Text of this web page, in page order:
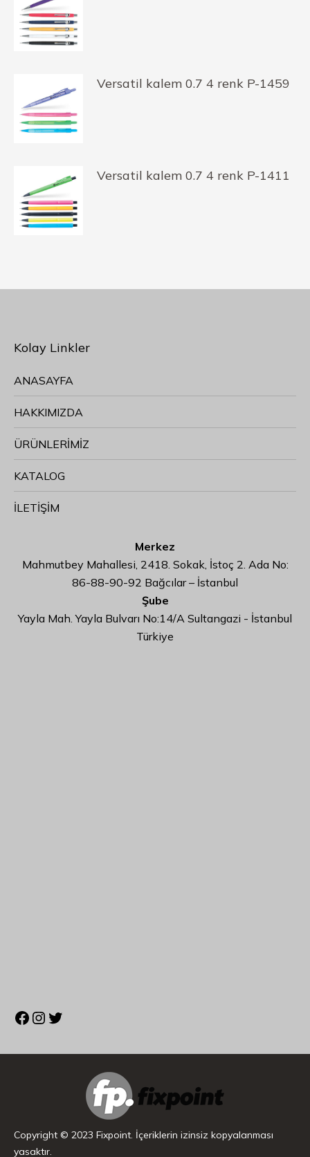
Versatil kalem 0.7 4 renk P-1459
Versatil kalem 0.7 4 renk P-1411
Kolay Linkler
ANASAYFA
HAKKIMIZDA
ÜRÜNLERİMİZ
KATALOG
İLETİŞİM
Merkez
Mahmutbey Mahallesi, 2418. Sokak, İstoç 2. Ada No:
86-88-90-92 Bağcılar – İstanbul
Şube
Yayla Mah. Yayla Bulvarı No:14/A Sultangazi - İstanbul
Türkiye
Copyright © 2023 Fixpoint. İçeriklerin izinsiz kopyalanması
yasaktır.